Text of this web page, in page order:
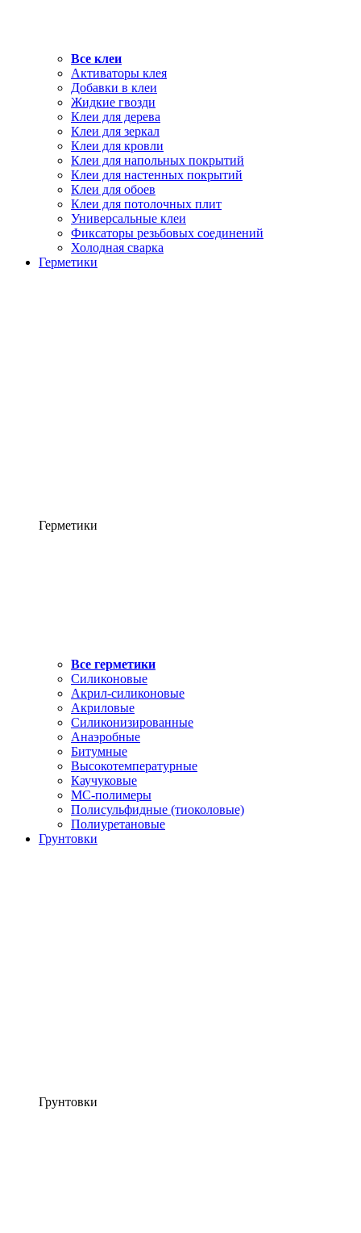
Все клеи
Активаторы клея
Добавки в клеи
Жидкие гвозди
Клеи для дерева
Клеи для зеркал
Клеи для кровли
Клеи для напольных покрытий
Клеи для настенных покрытий
Клеи для обоев
Клеи для потолочных плит
Универсальные клеи
Фиксаторы резьбовых соединений
Холодная сварка
Герметики
Герметики
Все герметики
Силиконовые
Акрил-силиконовые
Акриловые
Силиконизированные
Анаэробные
Битумные
Высокотемпературные
Каучуковые
МС-полимеры
Полисульфидные (тиоколовые)
Полиуретановые
Грунтовки
Грунтовки